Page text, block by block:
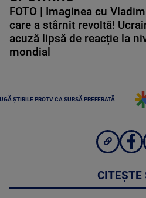
FOTO | Imaginea cu
care a stârnit revoltă!
acuză lipsă de reacție la
mondial
ȘTIRILE PROTV CA SURSĂ PREFERATĂ
CITEȘTE